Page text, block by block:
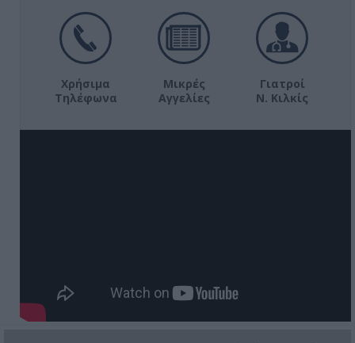
Χρήσιμα
Τηλέφωνα
Μικρές
Αγγελίες
Γιατροί
Ν. Κιλκίς